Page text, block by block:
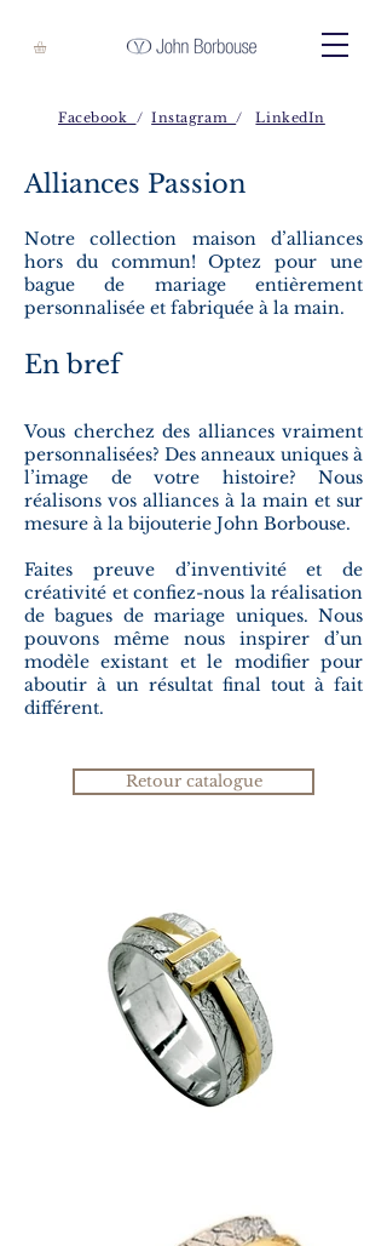
Facebook /Instagram/LinkedIn
Alliances Passion
Notre collection maison d’alliances
hors du commun! Optez pour une
bague de mariage entièrement
personnalisée et fabriquée à la main.
En bref
Vous cherchez des alliances vraiment
personnalisées? Des anneaux uniques à
l’image de votre histoire? Nous
réalisons vos alliances à la main et sur
mesure à la bijouterie John Borbouse.
Faites preuve d’inventivité et de
créativité et confiez-nous la réalisation
de bagues de mariage uniques. Nous
pouvons même nous inspirer d’un
modèle existant et le modifier pour
aboutir à un résultat final tout à fait
différent.
Retour catalogue